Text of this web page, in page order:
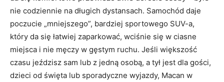
nie codziennie na długich dystansach. Samochód daje
poczucie „mniejszego”, bardziej sportowego SUV-a,
który da się łatwiej zaparkować, wciśnie się w ciasne
miejsca i nie męczy w gęstym ruchu. Jeśli większość
czasu jeździsz sam lub z jedną osobą, a tył jest dla gości,
dzieci od święta lub sporadyczne wyjazdy, Macan w